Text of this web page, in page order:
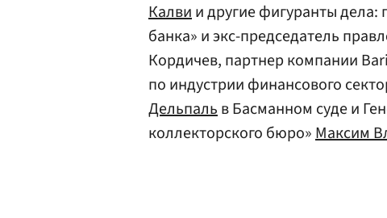
Калвии другие фигуранты дела:
банка» и экс-председатель
Кордичев, партнер компании
по индустрии финансового
Дельпальв Басманном суде и
коллекторского бюро»Максим